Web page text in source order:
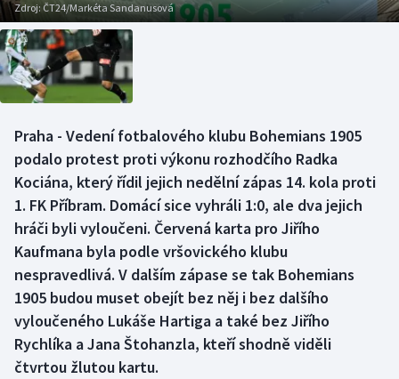
Basketbal
Biatlon
Boby a skeleton
Box
Curling
Dostihy
Florbal
Futsal
Golf
Historické návraty
Aplikace ČT sport
AZ kvíz
Zdroj: ČT24/Markéta Sandanusová
Praha - Vedení fotbalového klubu Bohemians 1905
podalo protest proti výkonu rozhodčího Radka
Kociána, který řídil jejich nedělní zápas 14. kola proti
1. FK Příbram. Domácí sice vyhráli 1:0, ale dva jejich
hráči byli vyloučeni. Červená karta pro Jiřího
Kaufmana byla podle vršovického klubu
nespravedlivá. V dalším zápase se tak Bohemians
1905 budou muset obejít bez něj i bez dalšího
vyloučeného Lukáše Hartiga a také bez Jiřího
Rychlíka a Jana Štohanzla, kteří shodně viděli
čtvrtou žlutou kartu.